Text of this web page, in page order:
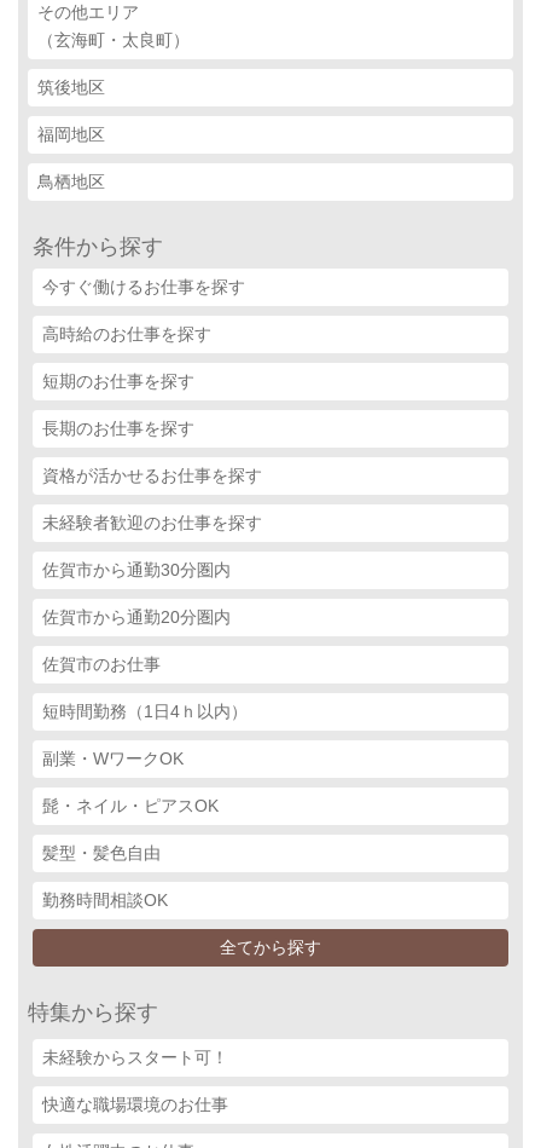
その他エリア
（玄海町・太良町）
筑後地区
福岡地区
鳥栖地区
条件から探す
今すぐ働けるお仕事を探す
高時給のお仕事を探す
短期のお仕事を探す
長期のお仕事を探す
資格が活かせるお仕事を探す
未経験者歓迎のお仕事を探す
佐賀市から通勤30分圏内
佐賀市から通勤20分圏内
佐賀市のお仕事
短時間勤務（1日4ｈ以内）
副業・WワークOK
髭・ネイル・ピアスOK
髪型・髪色自由
勤務時間相談OK
全てから探す
特集から探す
未経験からスタート可！
快適な職場環境のお仕事